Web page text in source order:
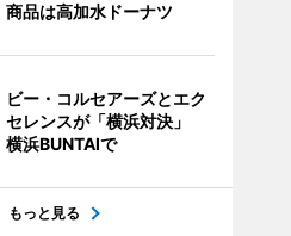
商品は高加水ドーナツ
ビー・コルセアーズとエク
セレンスが「横浜対決」
横浜BUNTAIで
もっと見る